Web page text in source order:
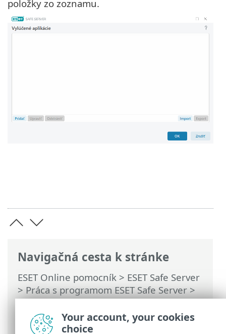
Navigačná cesta k stránke
ESET Online pomocník > ESET Safe Server
> Práca s programom ESET Safe Server>
Rozšírené nastavenia>Ochrana>
Ochrana e‑mailových klientov>Ochrana
prenosu e-mailov
> Vylúčené aplikácie
položky zo zoznamu.
Your account, your cookies
choice